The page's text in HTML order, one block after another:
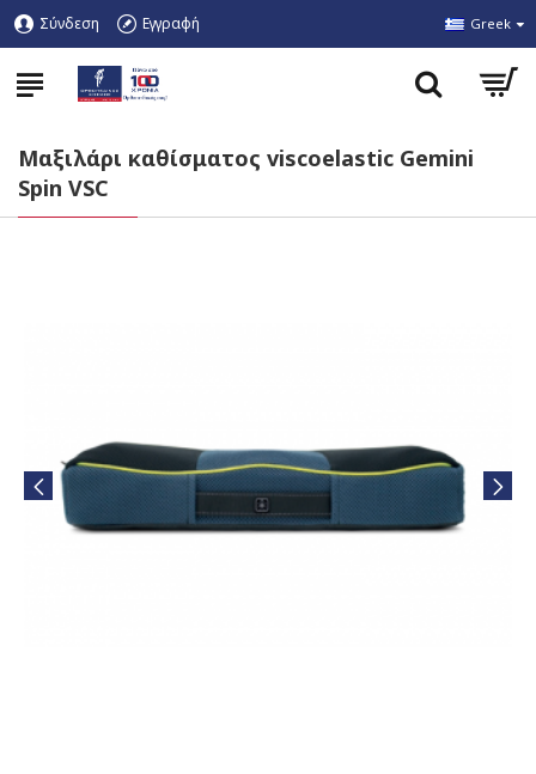
Σύνδεση Εγγραφή Greek
Μαξιλάρι καθίσματος viscoelastic Gemini
Spin VSC